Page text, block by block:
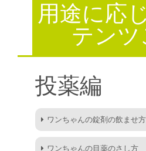
用途に応
テン
投薬編
ワンちゃんの錠剤の飲ませ方
ワンちゃんの目薬のさし方